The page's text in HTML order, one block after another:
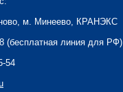
м. Минеево, КРАНЭКС
(бесплатная линия для РФ)
54